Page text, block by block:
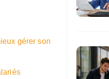
gérer son